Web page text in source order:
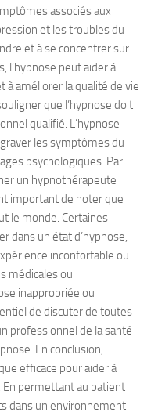
associés aux
et les troubles du
et à se concentrer sur
l’hypnose peut aider à
à améliorer la qualité de vie
que l’hypnose doit
qualifié. L’hypnose
les symptômes du
psychologiques. Par
un hypnothérapeute
important de noter que
le monde. Certaines
dans un état d’hypnose,
inconfortable ou
médicales ou
inappropriée ou
de discuter de toutes
professionnel de la santé
En conclusion,
efficace pour aider à
permettant au patient
dans un environnement